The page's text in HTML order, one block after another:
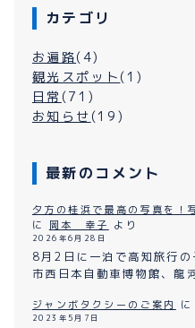
カテゴリ
お遍路(4)
観光スポット (1)
日常 (71)
お知らせ (19)
最新のコメント
夕方の桂浜で最高の写真を！
に 岡本 幸子 より
2026年6月28日
8月2日に一泊で高知旅行
市西日本自動車博物館、龍
ジャンボタクシーのご案内 に
2023年5月7日